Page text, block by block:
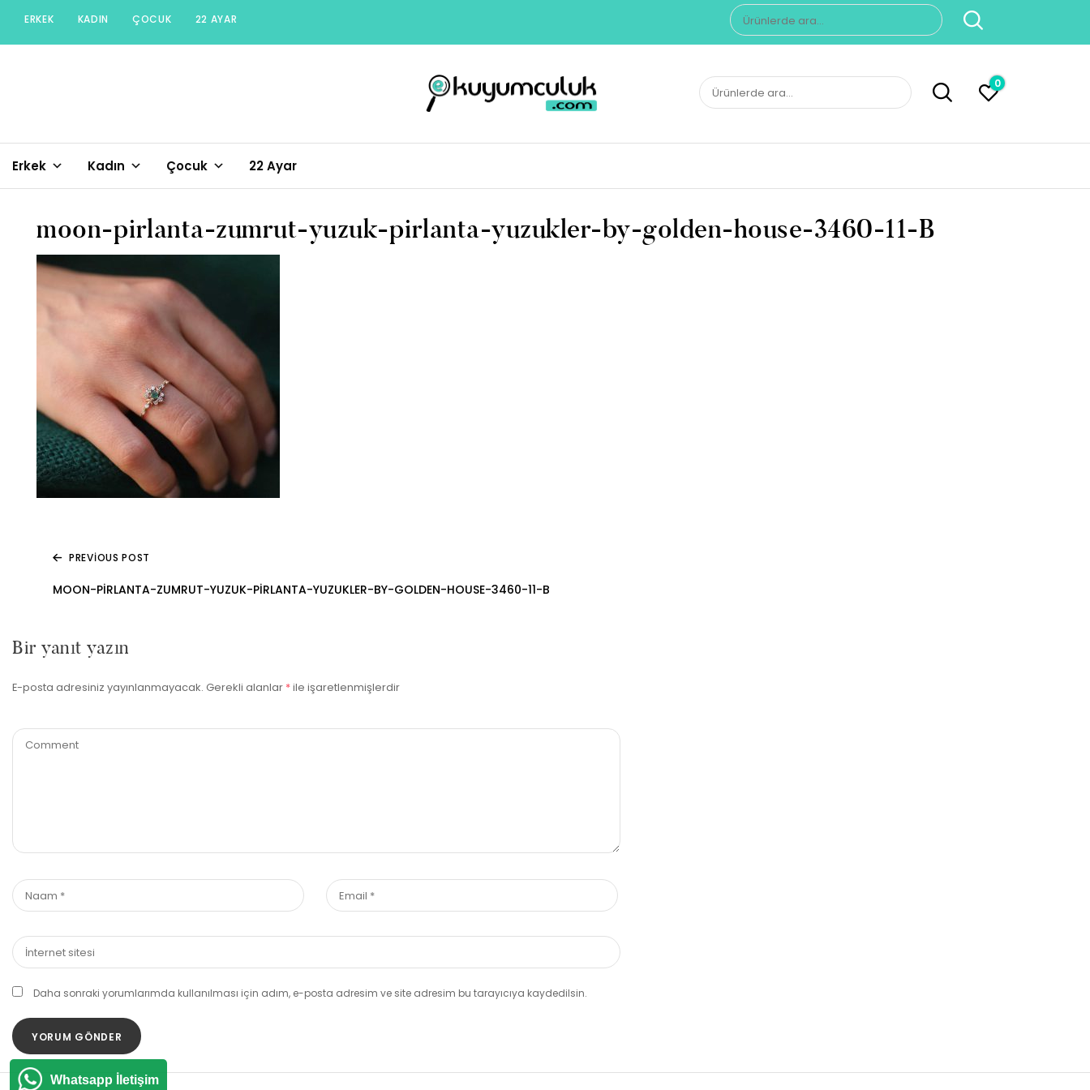
content
ERKEK KADIN ÇOCUK 22 AYAR
Ara:
E-KUYUMCULUK
Herkesin Kuyumcusu Ara: 0
Erkek Kadın Çocuk 22 Ayar
moon-pirlanta-zumrut-yuzuk-pirlanta-yuzukler-by-golden-house-3460-11-B
PREVIOUS POST
MOON-PIRLANTA-ZUMRUT-YUZUK-PIRLANTA-YUZUKLER-BY-GOLDEN-HOUSE-3460-11-B
Bir yanıt yazın
E-posta adresiniz yayınlanmayacak. Gerekli alanlar *ile işaretlenmişlerdir
Daha sonraki yorumlarımda kullanılması için adım, e-posta adresim ve site adresim bu tarayıcıya kaydedilsin.
Whatsapp İletişim